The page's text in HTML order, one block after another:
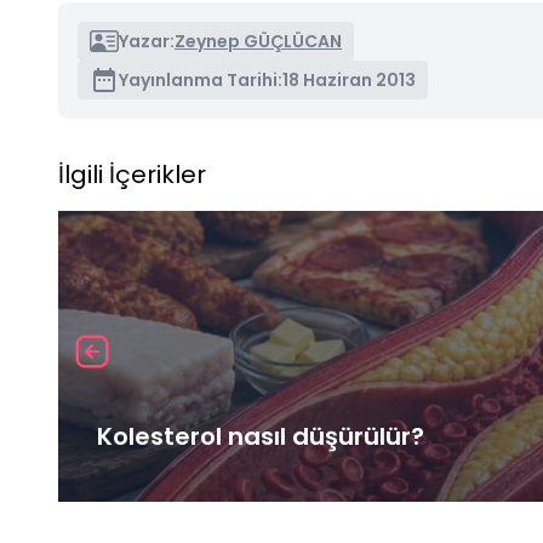
Yazar:Zeynep GÜÇLÜCAN
Yayınlanma Tarihi:18 Haziran 2013
İlgili İçerikler
Kolesterol nasıl düşürülür?